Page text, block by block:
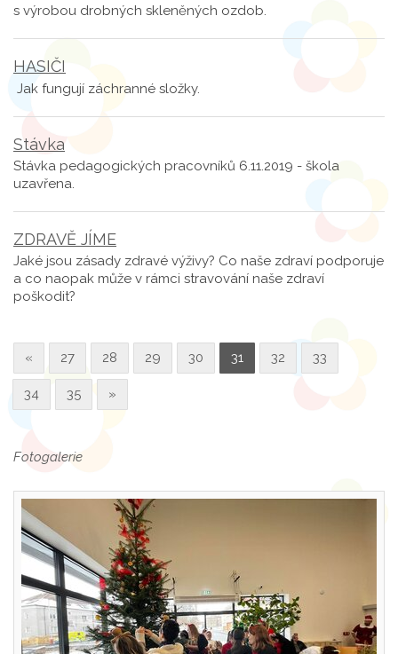
s výrobou drobných skleněných ozdob.
HASIČI
Jak fungují záchranné složky.
Stávka
Stávka pedagogických pracovníků 6.11.2019 - škola
uzavřena.
ZDRAVĚ JÍME
Jaké jsou zásady zdravé výživy? Co naše zdraví podporuje
a co naopak může v rámci stravování naše zdraví
poškodit?
« 27 28 29 30 31 32 33
34 35 »
Fotogalerie